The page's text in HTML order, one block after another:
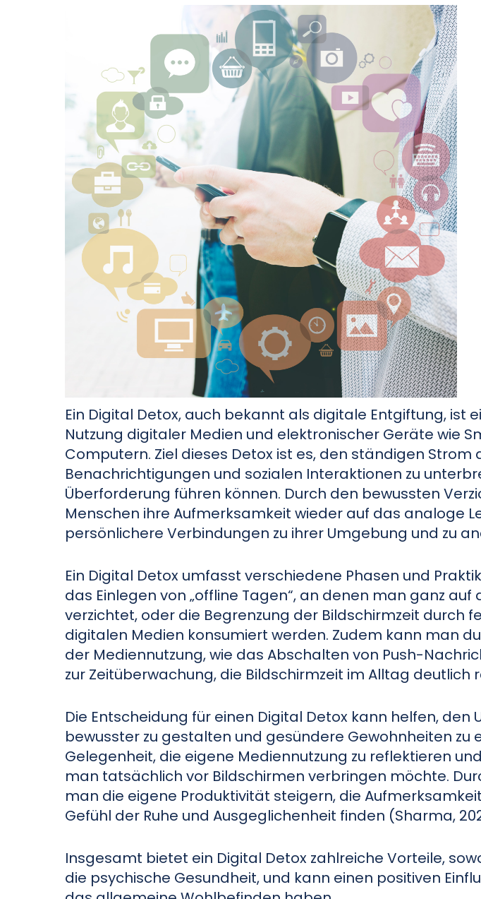
Ein Digital Detox, auch bekannt als digitale Entgiftung, ist
Nutzung digitaler Medien und elektronischer Geräte wie
Computern. Ziel dieses Detox ist es, den ständigen Strom
Benachrichtigungen und sozialen Interaktionen zu
Überforderung führen können. Durch den bewussten
Menschen ihre Aufmerksamkeit wieder auf das analoge
persönlichere Verbindungen zu ihrer Umgebung und zu
Ein Digital Detox umfasst verschiedene Phasen und
das Einlegen von „offline Tagen“, an denen man ganz
verzichtet, oder die Begrenzung der Bildschirmzeit durch
digitalen Medien konsumiert werden. Zudem kann man
der Mediennutzung, wie das Abschalten von Push-
zur Zeitüberwachung, die Bildschirmzeit im Alltag deutlich
Die Entscheidung für einen Digital Detox kann helfen,
bewusster zu gestalten und gesündere Gewohnheiten zu
Gelegenheit, die eigene Mediennutzung zu reflektieren
man tatsächlich vor Bildschirmen verbringen möchte.
man die eigene Produktivität steigern, die
Gefühl der Ruhe und Ausgeglichenheit finden (Sharma,
Insgesamt bietet ein Digital Detox zahlreiche Vorteile,
die psychische Gesundheit, und kann einen positiven